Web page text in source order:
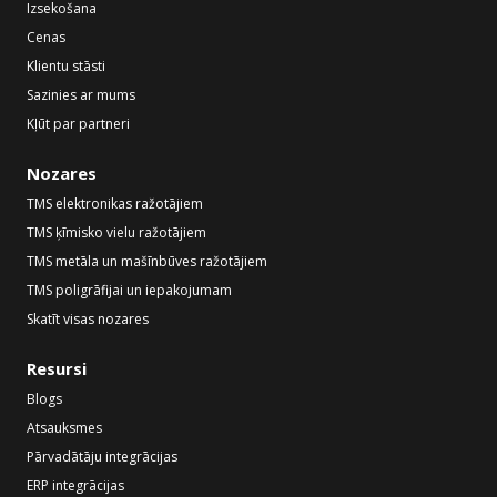
Izsekošana
Cenas
Klientu stāsti
Sazinies ar mums
Kļūt par partneri
Nozares
TMS elektronikas ražotājiem
TMS ķīmisko vielu ražotājiem
TMS metāla un mašīnbūves ražotājiem
TMS poligrāfijai un iepakojumam
Skatīt visas nozares
Resursi
Blogs
Atsauksmes
Pārvadātāju integrācijas
ERP integrācijas